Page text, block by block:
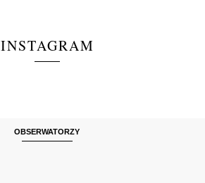
INSTAGRAM
OBSERWATORZY